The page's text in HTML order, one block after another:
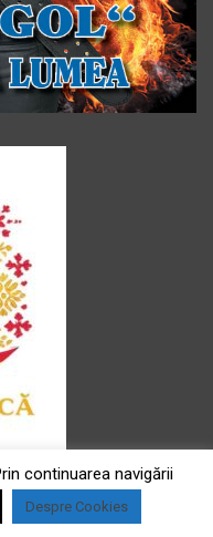
Nürnberg
continuarea navigării
Despre Cookies